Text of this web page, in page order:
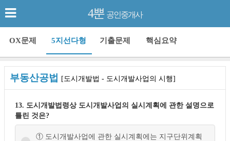
4뿐 공인중개사
OX문제 5지선다형 기출문제 핵심요약
부동산공법 [도시개발법 - 도시개발사업의 시행]
13. 도시개발법령상 도시개발사업의 실시계획에 관한 설명으로
틀린 것은?
① 도시개발사업에 관한 실시계획에는 지구단위계획